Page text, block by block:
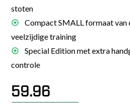
stoten
Compact SMALL formaat van
veelzijdige training
Special Edition met extra
controle
59.96